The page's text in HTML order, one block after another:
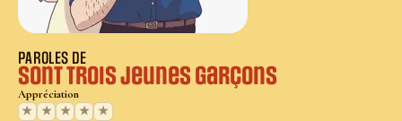
PAROLES DE
Sont trois jeunes garçons
Appréciation
★
★ ★ ★ ★